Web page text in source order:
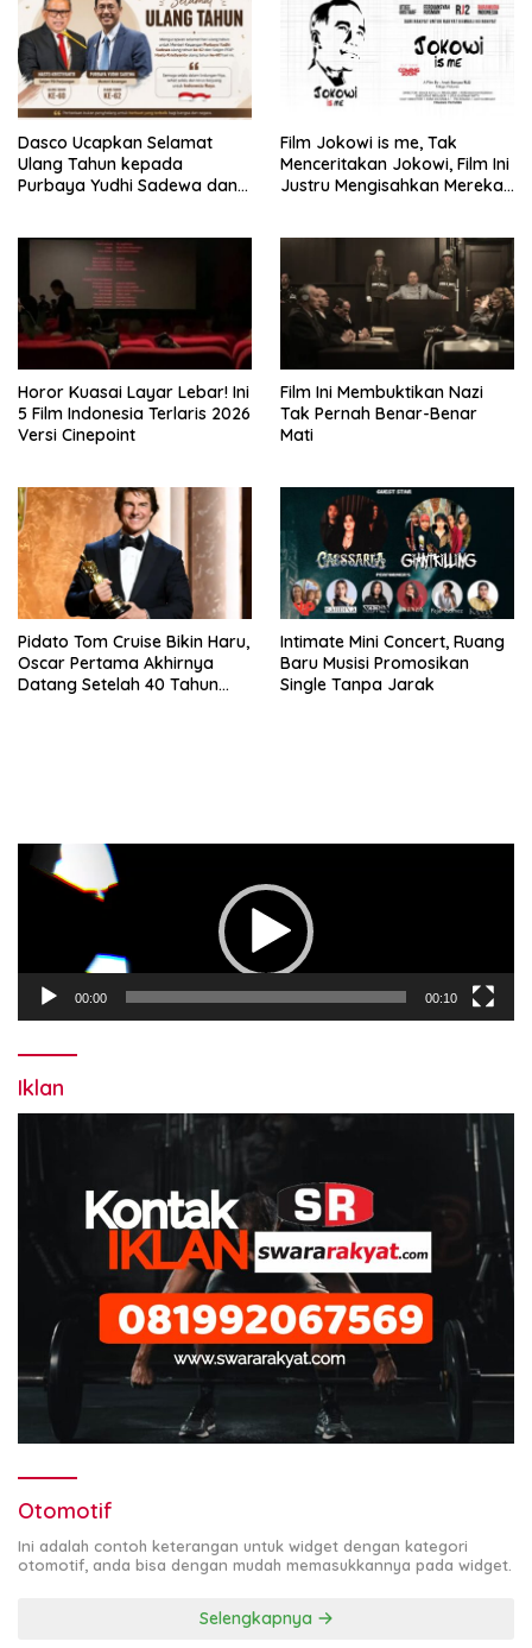
Dasco Ucapkan Selamat
Ulang Tahun kepada
Purbaya Yudhi Sadewa dan
Film Jokowi is me, Tak
Menceritakan Jokowi, Film Ini
Justru Mengisahkan Mereka
Horor Kuasai Layar Lebar! Ini
5 Film Indonesia Terlaris 2026
Versi Cinepoint
Film Ini Membuktikan Nazi
Tak Pernah Benar-Benar
Mati
Pidato Tom Cruise Bikin Haru,
Oscar Pertama Akhirnya
Datang Setelah 40 Tahun
Intimate Mini Concert, Ruang
Baru Musisi Promosikan
Single Tanpa Jarak
Pemutar
Video
00:00 00:10
Iklan
Otomotif
Ini adalah contoh keterangan untuk widget dengan kategori
otomotif, anda bisa dengan mudah memasukkannya pada widget.
Selengkapnya